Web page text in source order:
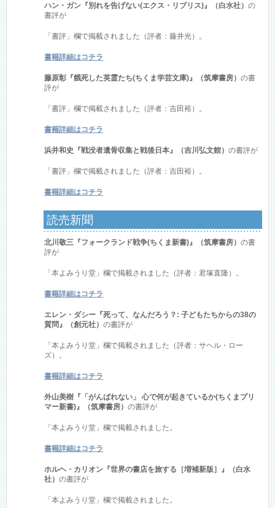
ハン・ガン『別れを告げない(エクス・リブリス)』（白水社）の
書評が
「書評」欄で掲載されました（評者：藤井光）。
書籍詳細はコチラ
藤原彰『餓死した英霊たち(ちくま学芸文庫)』（筑摩書房）の書
評が
「書評」欄で掲載されました（評者：吉田裕）。
書籍詳細はコチラ
浜井和史『戦没者遺骨収集と戦後日本』（吉川弘文館）の書評が
「書評」欄で掲載されました（評者：吉田裕）。
書籍詳細はコチラ
読売新聞
北川敬三『フォークランド戦争(ちくま新書)』（筑摩書房）の書
評が
「本よみうり堂」欄で掲載されました（評者：君塚直隆）。
書籍詳細はコチラ
エレン・ダシー『死って、なんだろう？: 子どもたちからの38の
質問』（創元社）の書評が
「本よみうり堂」欄で掲載されました（評者：サヘル・ロー
ズ）。
書籍詳細はコチラ
外山美樹『「がんばれない」 心で何が起きているか(ちくまプリ
マー新書)』（筑摩書房）の書評が
「本よみうり堂」欄で掲載されました。
書籍詳細はコチラ
ホルヘ・カリオン『世界の書店を旅する［増補新版］』（白水
社）の書評が
「本よみうり堂」欄で掲載されました。